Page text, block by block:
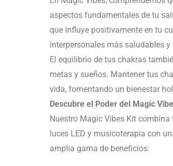
aspectos fundamentales de tu
que influye positivamente en tu
interpersonales más saludables
El equilibrio de tus chakras
metas y sueños. Mantener tus
vida, fomentando un bienestar
Descubre el Poder del Magic
Nuestro Magic Vibes Kit
luces LED y musicoterapia con
amplia gama de beneficios: